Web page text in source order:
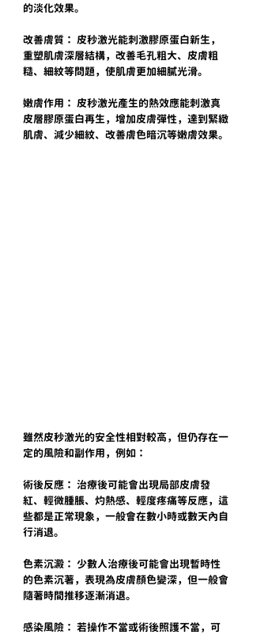
的淡化效果。
改善膚質： 皮秒激光能刺激膠原蛋白新生，
重塑肌膚深層結構，改善毛孔粗大、皮膚粗
糙、細紋等問題，使肌膚更加細膩光滑。
嫩膚作用： 皮秒激光產生的熱效應能刺激真
皮層膠原蛋白再生，增加皮膚彈性，達到緊緻
肌膚、減少細紋、改善膚色暗沉等嫩膚效果。
雖然皮秒激光的安全性相對較高，但仍存在一
定的風險和副作用，例如：
術後反應： 治療後可能會出現局部皮膚發
紅、輕微腫脹、灼熱感、輕度疼痛等反應，這
些都是正常現象，一般會在數小時或數天內自
行消退。
色素沉澱： 少數人治療後可能會出現暫時性
的色素沉著，表現為皮膚顏色變深，但一般會
隨著時間推移逐漸消退。
感染風險： 若操作不當或術後照護不當，可